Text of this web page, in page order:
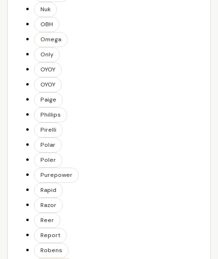
Nuk
OBH
Omega
Only
OYOY
OYOY
Paige
Phillips
Pirelli
Polar
Poler
Purepower
Rapid
Razor
Reer
Report
Robens